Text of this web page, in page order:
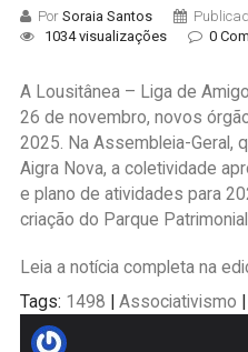
Por Soraia Santos
1034 visualizações
0
A Lousitânea – Liga de
26 de novembro, novos
2025. Na Assembleia-Geral,
Aigra Nova, a coletividade
e plano de atividades para
criação do Parque
Leia a notícia completa na
Tags: 1498 Associativismo